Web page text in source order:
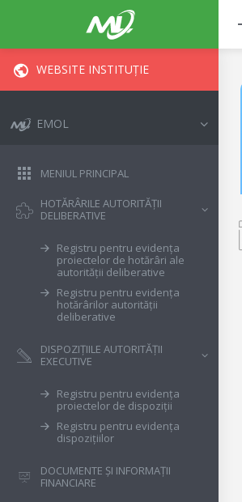
WEBSITE INSTITUȚIE
EMOL
MENIUL PRINCIPAL
HOTĂRÂRILE AUTORITĂȚII
DELIBERATIVE
Registru pentru evidența
proiectelor de hotărâri ale
autorității deliberative
Registru pentru evidența
hotărârilor autorității
deliberative
DISPOZIȚIILE AUTORITĂȚII
EXECUTIVE
Registru pentru evidența
proiectelor de dispoziții
Registru pentru evidența
dispozițiilor
DOCUMENTE ȘI INFORMAȚII
FINANCIARE